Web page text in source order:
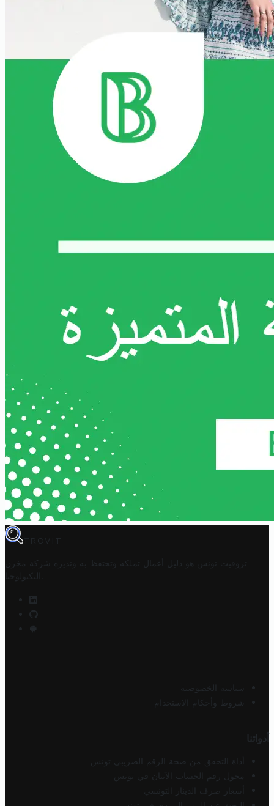
TROVIT
تروفيت تونس هو دليل أعمال تملكه وتحتفظ به وتديره
شركة مخزن
التكنولوجيا
سياسة الخصوصية
شروط وأحكام الاستخدام
أدواتنا
أداة التحقق من صحة الرقم الضريبي تونس
محول رقم الحساب الآيبان في تونس
أسعار صرف الدينار التونسي